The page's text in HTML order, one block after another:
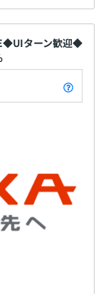
ターン歓迎◆